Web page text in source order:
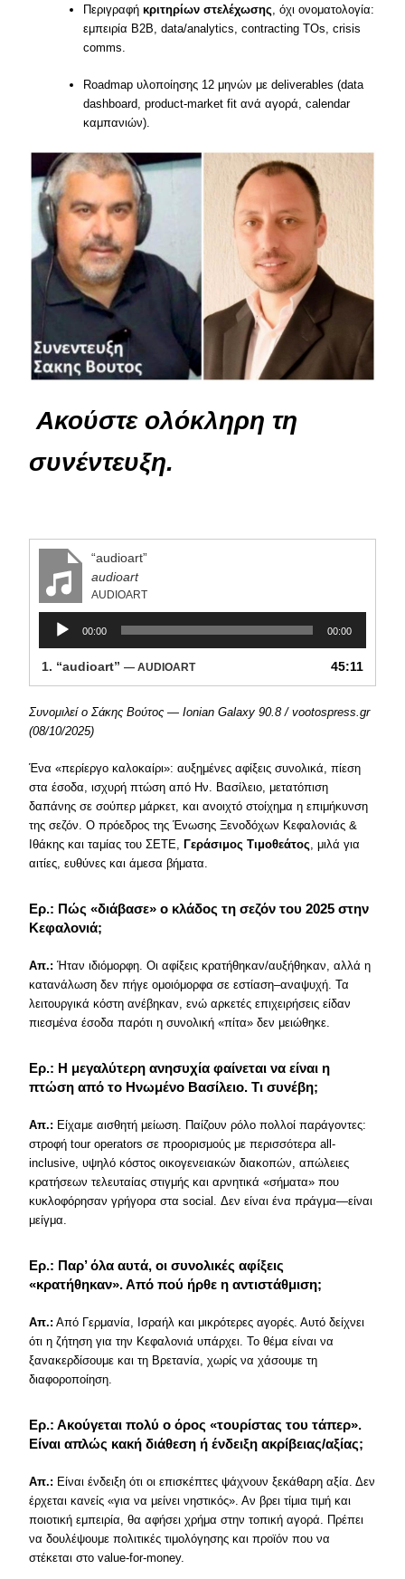
Περιγραφήκριτηρίων στελέχωσης, όχι ονοματολογία:
εμπειρία B2B, data/analytics, contracting TOs, crisis
comms.
Roadmap υλοποίησης 12 μηνών με deliverables (data
dashboard, product-market fit ανά αγορά, calendar
καμπανιών).
️Ακούστε ολόκληρη τη
συνέντευξη.
“audioart”
audioart
AUDIOART
Πρόγραμμα
Αναπαραγωγής
00:00 00:00
1. “audioart”— AUDIOART 45:11
Συνομιλεί ο Σάκης Βούτος — Ionian Galaxy 90.8 / vootospress.gr
(08/10/2025)
Ένα «περίεργο καλοκαίρι»: αυξημένες αφίξεις συνολικά, πίεση
στα έσοδα, ισχυρή πτώση από Ην. Βασίλειο, μετατόπιση
δαπάνης σε σούπερ μάρκετ, και ανοιχτό στοίχημα η επιμήκυνση
της σεζόν. Ο πρόεδρος της Ένωσης Ξενοδόχων Κεφαλονιάς &
Ιθάκης και ταμίας του ΣΕΤΕ,
Γεράσιμος Τιμοθεάτος , μιλά για
αιτίες, ευθύνες και άμεσα βήματα.
Ερ.: Πώς «διάβασε» ο κλάδος τη σεζόν του 2025 στην
Κεφαλονιά;
Απ.: Ήταν ιδιόμορφη. Οι αφίξεις κρατήθηκαν/αυξήθηκαν, αλλά η
κατανάλωση δεν πήγε ομοιόμορφα σε εστίαση–αναψυχή. Τα
λειτουργικά κόστη ανέβηκαν, ενώ αρκετές επιχειρήσεις είδαν
πιεσμένα έσοδα παρότι η συνολική «πίτα» δεν μειώθηκε.
Ερ.: Η μεγαλύτερη ανησυχία φαίνεται να είναι η
πτώση από το Ηνωμένο Βασίλειο. Τι συνέβη;
Απ.: Είχαμε αισθητή μείωση. Παίζουν ρόλο πολλοί παράγοντες:
στροφή tour operators σε προορισμούς με περισσότερα all-
inclusive, υψηλό κόστος οικογενειακών διακοπών, απώλειες
κρατήσεων τελευταίας στιγμής και αρνητικά «σήματα» που
κυκλοφόρησαν γρήγορα στα social. Δεν είναι ένα πράγμα—είναι
μείγμα.
Ερ.: Παρ’ όλα αυτά, οι συνολικές αφίξεις
«κρατήθηκαν». Από πού ήρθε η αντιστάθμιση;
Απ.: Από Γερμανία, Ισραήλ και μικρότερες αγορές. Αυτό δείχνει
ότι η ζήτηση για την Κεφαλονιά υπάρχει. Το θέμα είναι να
ξανακερδίσουμε και τη Βρετανία, χωρίς να χάσουμε τη
διαφοροποίηση.
Ερ.: Ακούγεται πολύ ο όρος «τουρίστας του τάπερ».
Είναι απλώς κακή διάθεση ή ένδειξη ακρίβειας/αξίας;
Απ.: Είναι ένδειξη ότι οι επισκέπτες ψάχνουν ξεκάθαρη αξία. Δεν
έρχεται κανείς «για να μείνει νηστικός». Αν βρει τίμια τιμή και
ποιοτική εμπειρία, θα αφήσει χρήμα στην τοπική αγορά. Πρέπει
να δουλέψουμε πολιτικές τιμολόγησης και προϊόν που να
στέκεται στο value-for-money.